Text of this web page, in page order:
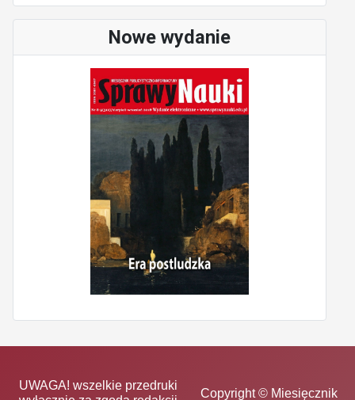
Nowe wydanie
UWAGA! wszelkie przedruki
Copyright © Miesięcznik